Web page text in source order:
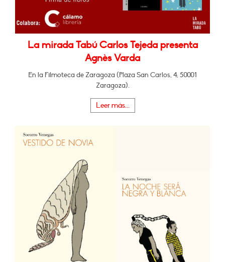
La mirada Tabú Carlos Tejeda presenta
Agnès Varda
En la Filmoteca de Zaragoza (Plaza San Carlos, 4, 50001
Zaragoza).
Leer más...